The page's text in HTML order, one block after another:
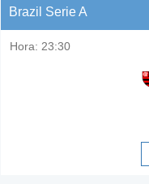
Brazil Serie A
Hora: 23:30